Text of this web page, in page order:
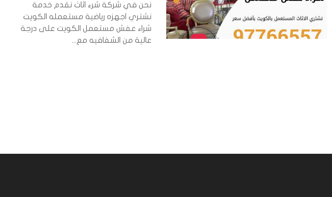
نحن في شركة شرء اثاث نقدم خدمة
نشتري اجهزه رياضية مستعمله الكويت
شراء عفش مستعمل الكويت على درجة
عالية من الشفافيه مع...